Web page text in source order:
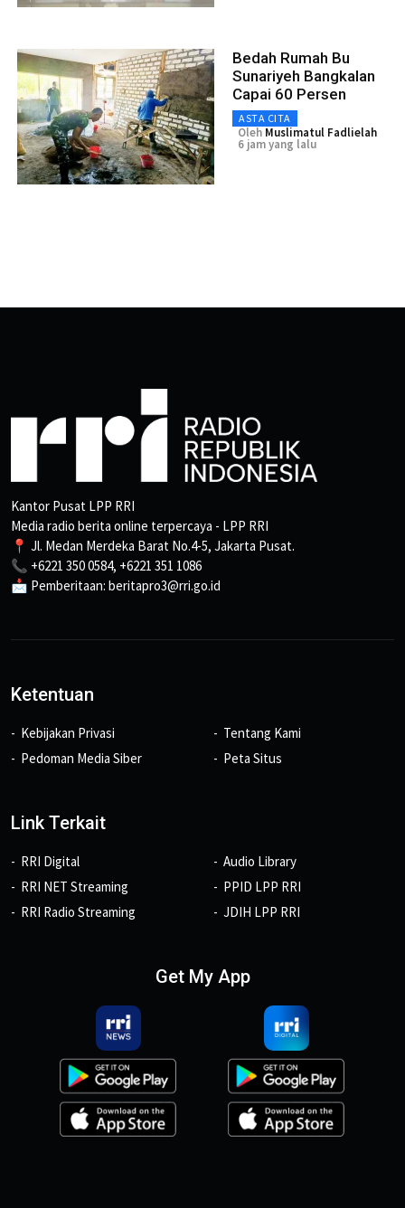
Bedah Rumah Bu
Sunariyeh Bangkalan
Capai 60 Persen
ASTA CITA
Oleh Muslimatul Fadlielah
6 jam yang lalu
Kantor Pusat LPP RRI
Media radio berita online terpercaya - LPP RRI
📍 Jl. Medan Merdeka Barat No.4-5, Jakarta Pusat.
📞 +6221 350 0584, +6221 351 1086
📩 Pemberitaan: beritapro3@rri.go.id
Ketentuan
Kebijakan Privasi
Pedoman Media Siber
Tentang Kami
Peta Situs
Link Terkait
RRI Digital
RRI NET Streaming
RRI Radio Streaming
Audio Library
PPID LPP RRI
JDIH LPP RRI
Get My App